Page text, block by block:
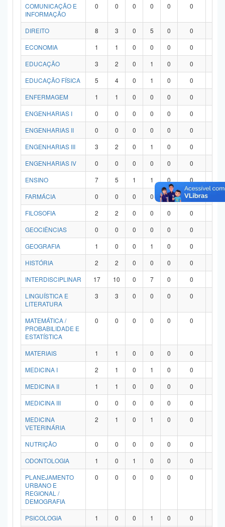
COMUNICAÇÃO E
INFORMAÇÃO
0 0 0 0 0 0
DIREITO 8 3 0 5 0 0
ECONOMIA
1 1 0 0 0 0
EDUCAÇÃO
3 2 0 1 0 0
EDUCAÇÃO FÍSICA
5 4 0 1 0 0
ENFERMAGEM
1 1 0 0 0 0
ENGENHARIAS I
0 0 0 0 0 0
ENGENHARIAS II
0 0 0 0 0 0
ENGENHARIAS III
3 2 0 1 0 0
ENGENHARIAS IV
0 0 0 0 0 0
ENSINO
7 5 1 1 0 0
FARMÁCIA
0 0 0 0 0 0
FILOSOFIA
2 2 0 0 0 0
GEOCIÊNCIAS
0 0 0 0 0 0
GEOGRAFIA
1 0 0 1 0 0
HISTÓRIA
2 2 0 0 0 0
INTERDISCIPLINAR
17 10 0 7 0 0
LINGUÍSTICA E
LITERATURA
3 3 0 0 0 0
MATEMÁTICA /
PROBABILIDADE E
ESTATÍSTICA
0 0 0 0 0 0
MATERIAIS 1 1 0 0 0 0
MEDICINA I
2 1 0 1 0 0
MEDICINA II
1 1 0 0 0 0
MEDICINA III
0 0 0 0 0 0
MEDICINA
VETERINÁRIA
2 1 0 1 0 0
NUTRIÇÃO 0 0 0 0 0 0
ODONTOLOGIA
1 0 1 0 0 0
PLANEJAMENTO
URBANO E
REGIONAL /
DEMOGRAFIA
0 0 0 0 0 0
PSICOLOGIA 1 0 0 1 0 0